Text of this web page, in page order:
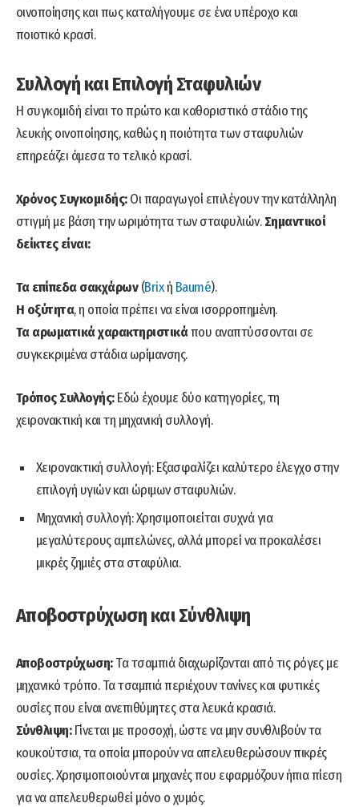
οινοποίησης και πως καταλήγουμε σε ένα υπέροχο και
ποιοτικό κρασί.
Συλλογή και Επιλογή Σταφυλιών
Η συγκομιδή είναι το πρώτο και καθοριστικό στάδιο της
λευκής οινοποίησης, καθώς η ποιότητα των σταφυλιών
επηρεάζει άμεσα το τελικό κρασί.
Χρόνος Συγκομιδής:Οι παραγωγοί επιλέγουν την κατάλληλη
στιγμή με βάση την ωριμότητα των σταφυλιών.Σημαντικοί
δείκτες είναι:
Τα επίπεδα σακχάρων(Brixή Baumé).
Η οξύτητα, η οποία πρέπει να είναι ισορροπημένη.
Τα αρωματικά χαρακτηριστικάπου αναπτύσσονται σε
συγκεκριμένα στάδια ωρίμανσης.
Τρόπος Συλλογής:Εδώ έχουμε δύο κατηγορίες, τη
χειρονακτική και τη μηχανική συλλογή.
Χειρονακτική συλλογή: Εξασφαλίζει καλύτερο έλεγχο στην
επιλογή υγιών και ώριμων σταφυλιών.
Μηχανική συλλογή: Χρησιμοποιείται συχνά για
μεγαλύτερους αμπελώνες, αλλά μπορεί να προκαλέσει
μικρές ζημιές στα σταφύλια.
Αποβοστρύχωση και Σύνθλιψη
Αποβοστρύχωση:Τα τσαμπιά διαχωρίζονται από τις ρόγες με
μηχανικό τρόπο. Τα τσαμπιά περιέχουν τανίνες και φυτικές
ουσίες που είναι ανεπιθύμητες στα λευκά κρασιά.
Σύνθλιψη:Γίνεται με προσοχή, ώστε να μην συνθλιβούν τα
κουκούτσια, τα οποία μπορούν να απελευθερώσουν πικρές
ουσίες. Χρησιμοποιούνται μηχανές που εφαρμόζουν ήπια πίεση
για να απελευθερωθεί μόνο ο χυμός.